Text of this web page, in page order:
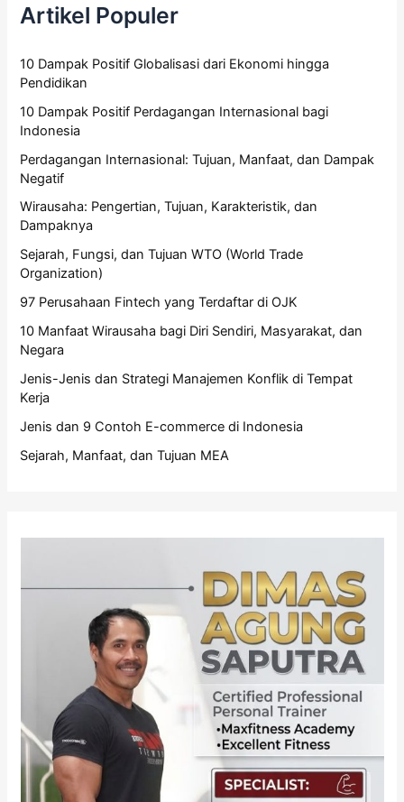
Artikel Populer
10 Dampak Positif Globalisasi dari Ekonomi hingga
Pendidikan
10 Dampak Positif Perdagangan Internasional bagi
Indonesia
Perdagangan Internasional: Tujuan, Manfaat, dan Dampak
Negatif
Wirausaha: Pengertian, Tujuan, Karakteristik, dan
Dampaknya
Sejarah, Fungsi, dan Tujuan WTO (World Trade
Organization)
97 Perusahaan Fintech yang Terdaftar di OJK
10 Manfaat Wirausaha bagi Diri Sendiri, Masyarakat, dan
Negara
Jenis-Jenis dan Strategi Manajemen Konflik di Tempat
Kerja
Jenis dan 9 Contoh E-commerce di Indonesia
Sejarah, Manfaat, dan Tujuan MEA